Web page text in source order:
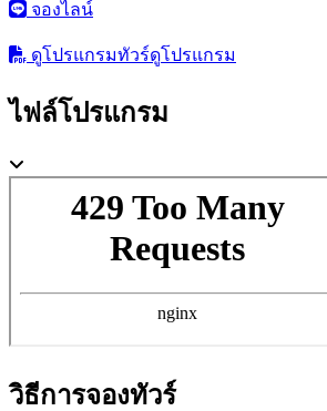
จองไลน์
ดูโปรแกรมทัวร์ดูโปรแกรม
ไฟล์โปรแกรม
วิธีการจองทัวร์